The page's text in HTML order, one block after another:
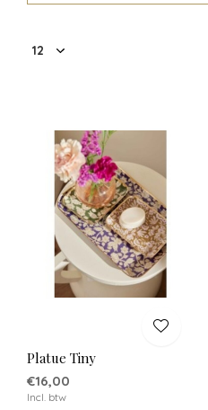
Platue Tiny
€16,00
Incl. btw